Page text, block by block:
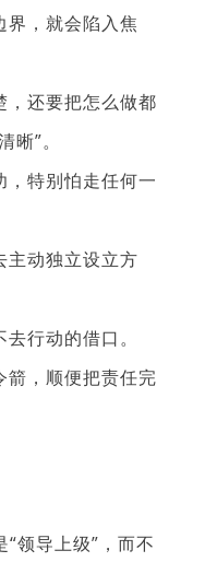
界，就会陷入焦
，还要把怎么做都
”。
，特别怕走任何一
主动独立设立方
行动的借口。
箭，顺便把责任完
领导上级”，而不